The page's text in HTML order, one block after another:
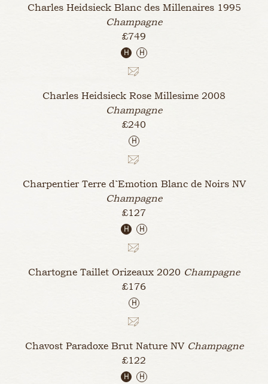
Charles Heidsieck Blanc des Millenaires 1995
Champagne
£749
H H
Charles Heidsieck Rose Millesime 2008
Champagne
£240
H
Charpentier Terre d`Emotion Blanc de Noirs NV
Champagne
£127
H H
Chartogne Taillet Orizeaux 2020 Champagne
£176
H
Chavost Paradoxe Brut Nature NV Champagne
£122
H H